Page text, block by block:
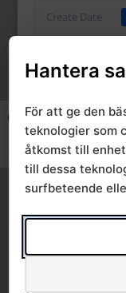
Slå på/av hög
Slå på/av textstorlek
Create Date
Categories
AMM
Similar
No related
Hantera
För att ge den
teknologier som
åtkomst till
till dessa
surfbeteende